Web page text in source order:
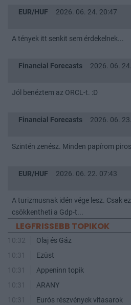
EUR/HUF
2026. 06. 24. 20:47
A tények itt senkit sem érdekelnek...
Financial Forecasts
2026. 06.
Jól benéztem az ORCL-t. :D
Financial Forecasts
2026. 06.
Szintén zenész. Minden papírom
EUR/HUF
2026. 06. 22. 07:43
A turizmusnak idén vége lesz. Csak
csökkentheti a Gdp-t...
LEGFRISSEBB TOPIKOK
10:32
Olaj és Gáz
10:31
Ezüst
10:31
Appeninn topik
10:31
ARANY
10:31
Eurós részvények vitasarok